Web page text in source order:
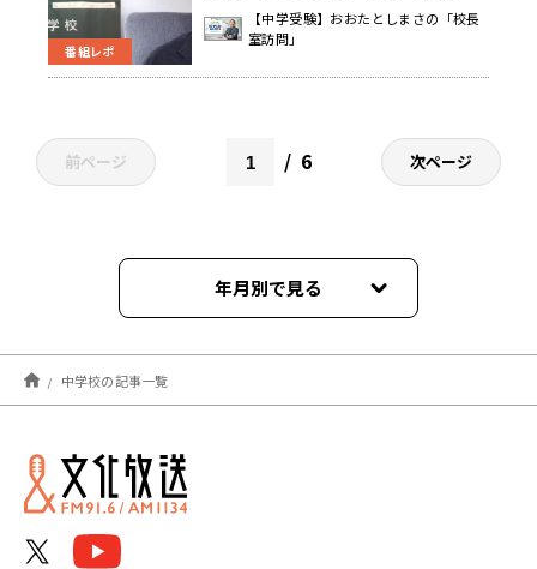
番組レポ
自信を持てる”ように、否定から入
らず、褒めて育てる 神山 達人 校長
【中学受験】おおたとしまさの「校長
室訪問」
前ページ 6 次ページ
年月別で見る
2026年08月
2026年07月
2026年06月
中学校の記事一覧